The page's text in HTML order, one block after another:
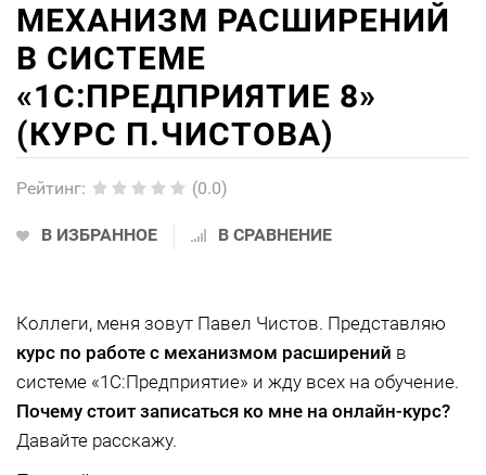
МЕХАНИЗМ РАСШИРЕНИЙ
В СИСТЕМЕ
«1С:ПРЕДПРИЯТИЕ 8»
(КУРС П.ЧИСТОВА)
Рейтинг: (0.0)
В ИЗБРАННОЕ В СРАВНЕНИЕ
Коллеги, меня зовут Павел Чистов. Представляю
курс по работе с механизмом расширений в
системе «1С:Предприятие» и жду всех на обучение.
Почему стоит записаться ко мне на онлайн-курс?
Давайте расскажу.